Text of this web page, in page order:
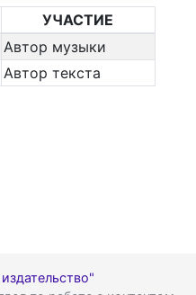
УЧАСТИЕ
Автор музыки
Автор текста